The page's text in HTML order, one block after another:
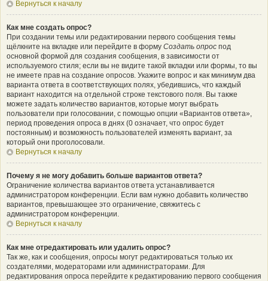
Вернуться к началу
Как мне создать опрос?
При создании темы или редактировании первого сообщения темы
щёлкните на вкладке или перейдите в форму Создать опрос под
основной формой для создания сообщения, в зависимости от
используемого стиля; если вы не видите такой вкладки или формы, то вы
не имеете прав на создание опросов. Укажите вопрос и как минимум два
варианта ответа в соответствующих полях, убедившись, что каждый
вариант находится на отдельной строке текстового поля. Вы также
можете задать количество вариантов, которые могут выбрать
пользователи при голосовании, с помощью опции «Вариантов ответа»,
период проведения опроса в днях (0 означает, что опрос будет
постоянным) и возможность пользователей изменять вариант, за
который они проголосовали.
Вернуться к началу
Почему я не могу добавить больше вариантов ответа?
Ограничение количества вариантов ответа устанавливается
администратором конференции. Если вам нужно добавить количество
вариантов, превышающее это ограничение, свяжитесь с
администратором конференции.
Вернуться к началу
Как мне отредактировать или удалить опрос?
Так же, как и сообщения, опросы могут редактироваться только их
создателями, модераторами или администраторами. Для
редактирования опроса перейдите к редактированию первого сообщения